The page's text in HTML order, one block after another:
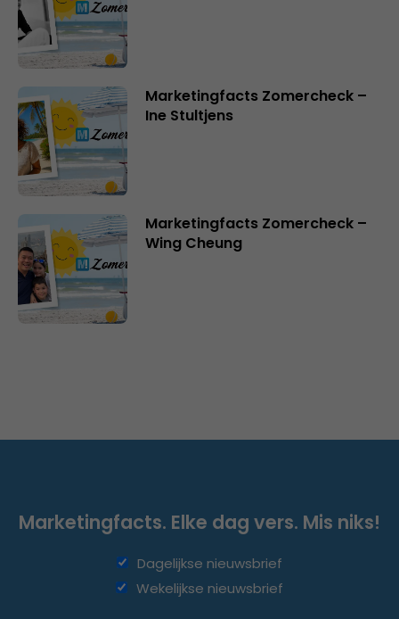
Marketingfacts Zomercheck –
Ine Stultjens
Marketingfacts Zomercheck –
Wing Cheung
Marketingfacts. Elke dag vers. Mis niks!
Dagelijkse nieuwsbrief
Wekelijkse nieuwsbrief